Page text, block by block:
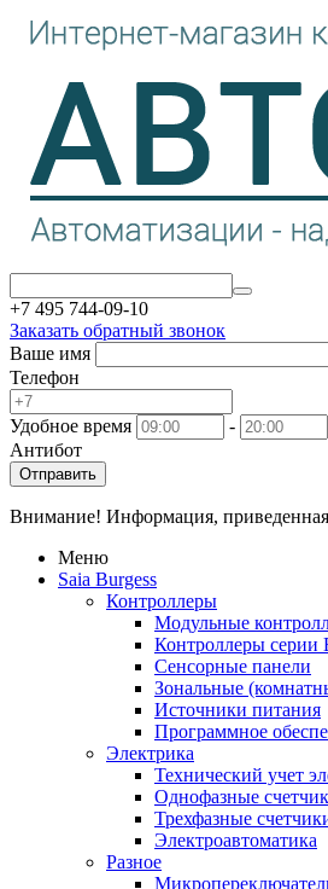
+7 495 744-09-10
Заказать обратный звонок
Ваше имя
Телефон
Удобное время
-
Антибот
Отправить
Внимание! Информация,
Меню
Saia Burgess
Контроллеры
Модульные
Контроллеры серии
Сенсорные панели
Зональные
Источники питания
Программное
Электрика
Технический учет
Однофазные
Трехфазные
Электроавтоматика
Разное